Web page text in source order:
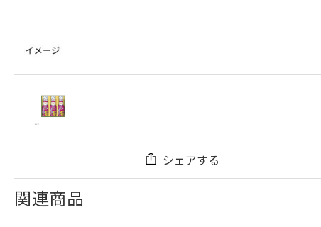
シェアする
関連商品